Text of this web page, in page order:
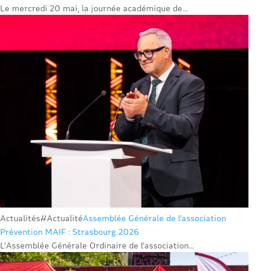
Le mercredi 20 mai, la journée académique de...
Actualités#ActualitéAssemblée Générale de l’association
Prévention MAIF : Strasbourg 2026
L’Assemblée Générale Ordinaire de l’association...